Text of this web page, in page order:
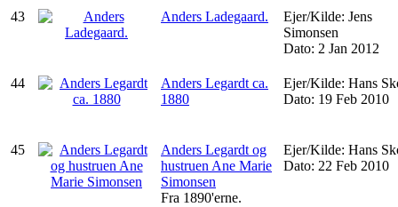
43 Anders Ladegaard.
Ejer/Kilde: Jens
Simonsen
Dato: 2 Jan 2012
44
Anders Legardt ca.
1880
Ejer/Kilde: Hans
Dato: 19 Feb 2010
45
Anders Legardt og
hustruen Ane Marie
Simonsen
Fra 1890'erne.
Ejer/Kilde: Hans
Dato: 22 Feb 2010